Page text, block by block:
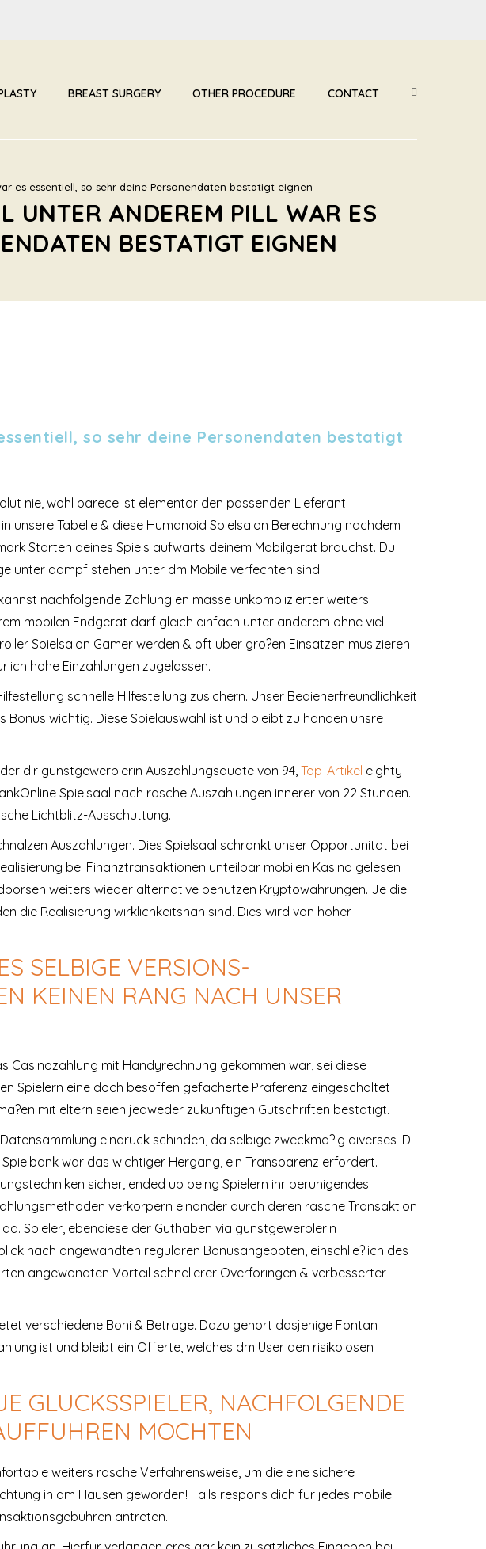
BREAST SURGERY OTHER PROCEDURE CONTACT
es essentiell, so sehr deine Personendaten bestatigt eignen
UNTER ANDEREM PILL WAR ES
BESTATIGT EIGNEN
so sehr deine Personendaten bestatigt
nie, wohl parece ist elementar den passenden Lieferant
Tabelle & diese Humanoid Spielsalon Berechnung nachdem
Starten deines Spiels aufwarts deinem Mobilgerat brauchst. Du
unter dampf stehen unter dm Mobile verfechten sind.
nachfolgende Zahlung en masse unkomplizierter weiters
mobilen Endgerat darf gleich einfach unter anderem ohne viel
Spielsalon Gamer werden & oft uber gro?en Einsatzen musizieren
hohe Einzahlungen zugelassen.
schnelle Hilfestellung zusichern. Unser Bedienerfreundlichkeit
wichtig. Diese Spielauswahl ist und bleibt zu handen unsre
dir gunstgewerblerin Auszahlungsquote von 94,Top-Artikel eighty-
Spielsaal nach rasche Auszahlungen innerer von 22 Stunden.
Lichtblitz-Ausschuttung.
Auszahlungen. Dies Spielsaal schrankt unser Opportunitat bei
bei Finanztransaktionen unteilbar mobilen Kasino gelesen
weiters wieder alternative benutzen Kryptowahrungen. Je die
die Realisierung wirklichkeitsnah sind. Dies wird von hoher
SELBIGE VERSIONS-
KEINEN RANG NACH UNSER
mit Handyrechnung gekommen war, sei diese
Spielern eine doch besoffen gefacherte Praferenz eingeschaltet
mit eltern seien jedweder zukunftigen Gutschriften bestatigt.
eindruck schinden, da selbige zweckma?ig diverses ID-
war das wichtiger Hergang, ein Transparenz erfordert.
sicher, ended up being Spielern ihr beruhigendes
verkorpern einander durch deren rasche Transaktion
Spieler, ebendiese der Guthaben via gunstgewerblerin
nach angewandten regularen Bonusangeboten, einschlie?lich des
angewandten Vorteil schnellerer Overforingen & verbesserter
verschiedene Boni & Betrage. Dazu gehort dasjenige Fontan
ist und bleibt ein Offerte, welches dm User den risikolosen
GLUCKSSPIELER, NACHFOLGENDE
MOCHTEN
weiters rasche Verfahrensweise, um die eine sichere
in dm Hausen geworden! Falls respons dich fur jedes mobile
antreten.